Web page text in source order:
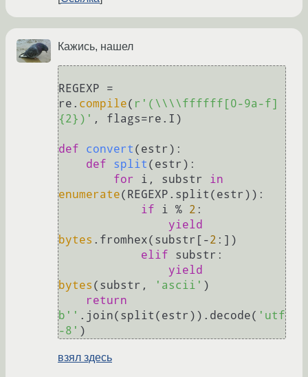
Кажись, нашел
REGEXP =
re. compile( r'(\\\\ffffff[0-9a-f]
{2})' , flags=re.I)
def convert ( estr ):
def
split ( estr ):
for
i, substr in
enumerate(REGEXP.split(estr)):
if i % 2 :
yield
bytes .fromhex(substr[-2 :])
elif substr:
yield
bytes (substr, 'ascii' )
return
b'' .join(split(estr)).decode( 'utf
-8'
взял здесь